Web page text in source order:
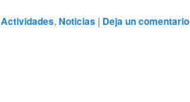
Actividades, Noticias | Deja un comentario